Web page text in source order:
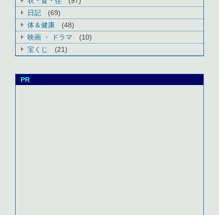
日記
(69)
体＆健康
(48)
映画 ・ ドラマ
(10)
宝くじ
(21)
PR